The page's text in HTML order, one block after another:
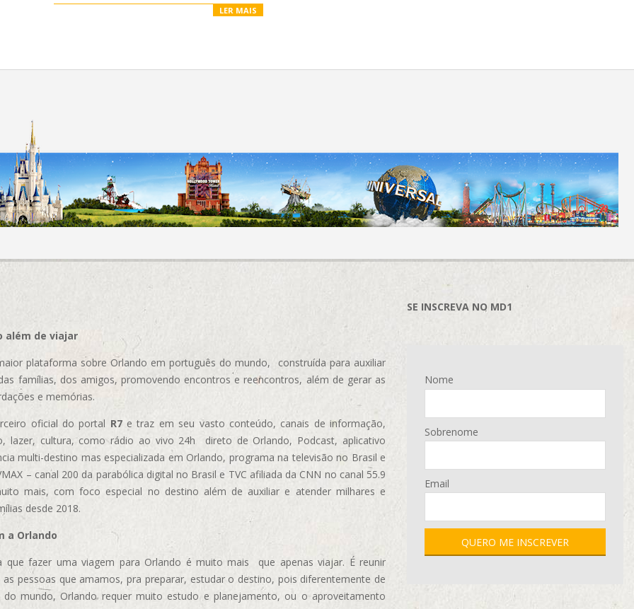
LER MAIS
além de viajar
plataforma sobre Orlando em português do mundo, construída para auxiliar
famílias, dos amigos, promovendo encontros e reencontros, além de gerar as
e memórias.
oficial do portal R7e traz em seu vasto conteúdo, canais de informação,
lazer, cultura, como rádio ao vivo 24h direto de Orlando, Podcast, aplicativo
multi-destino mas especializada em Orlando, programa na televisão no Brasil e
– canal 200 da parabólica digital no Brasil e TVC afiliada da CNN no canal 55.9
mais, com foco especial no destino além de auxiliar e atender milhares e
desde 2018.
a Orlando
que fazer uma viagem para Orlando é muito mais que apenas viajar. É reunir
as pessoas que amamos, pra preparar, estudar o destino, pois diferentemente de
do mundo, Orlando requer muito estudo e planejamento, ou o aproveitamento
SE INSCREVA NO MD1
Nome
Sobrenome
Email